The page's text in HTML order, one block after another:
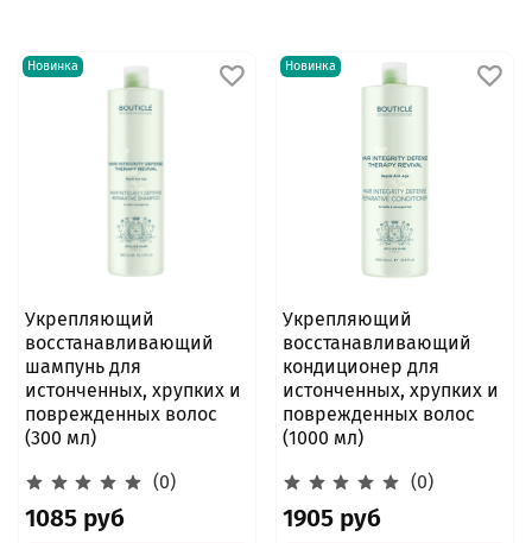
Новинка
Укрепляющий
восстанавливающий
шампунь для
истонченных, хрупких и
поврежденных волос
(300 мл)
(0)
1085 руб
Новинка
Укрепляющий
восстанавливающий
кондиционер для
истонченных, хрупких и
поврежденных волос
(1000 мл)
(0)
1905 руб